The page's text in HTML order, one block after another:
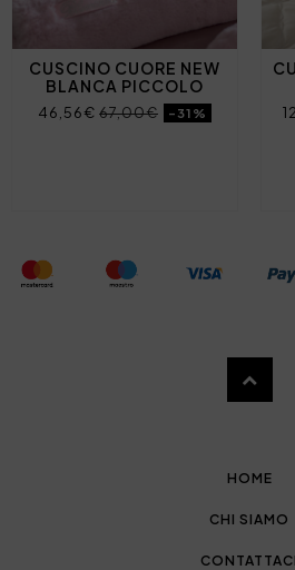
CUSCINO CUORE NEW
BLANCA PICCOLO
46,56€ 67,00€ -31%
HOME
CHI SIAMO
CONTATTACI